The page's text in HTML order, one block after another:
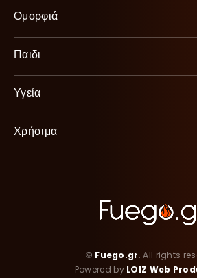
Ομορφιά
Παιδι
Υγεία
Χρήσιμα
© Fuego.gr. All rights
Powered by LOIZ Web